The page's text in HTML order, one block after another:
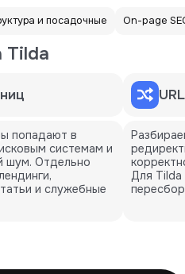
и посадочные On-page
Tilda
попадают в
системам и
шум. Отдельно
и служебные
Для Tilda